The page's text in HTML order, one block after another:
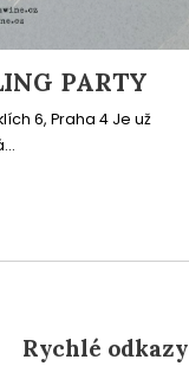
PARTY
6, Praha 4 Je už
Rychlé odkazy